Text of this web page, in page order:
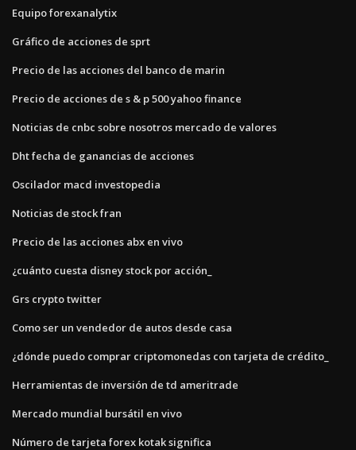
Equipo forexanalytix
Gráfico de acciones de sprt
Precio de las acciones del banco de marin
Precio de acciones de s & p 500 yahoo finance
Noticias de cnbc sobre nosotros mercado de valores
Dht fecha de ganancias de acciones
Oscilador macd investopedia
Noticias de stock fran
Precio de las acciones abx en vivo
¿cuánto cuesta disney stock por acción_
Grs crypto twitter
Como ser un vendedor de autos desde casa
¿dónde puedo comprar criptomonedas con tarjeta de crédito_
Herramientas de inversión de td ameritrade
Mercado mundial bursátil en vivo
Número de tarjeta forex kotak significa